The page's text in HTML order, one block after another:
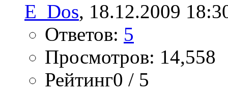
E_Dos, 18.12.2009
Ответов: 5
Просмотров: 14,558
Рейтинг0 / 5